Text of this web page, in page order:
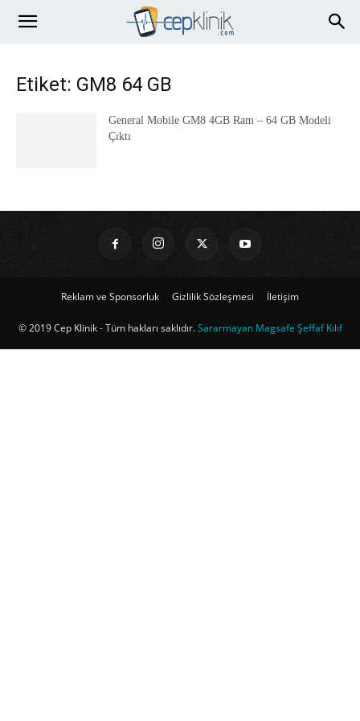
Etiket: GM8 64 GB
General Mobile GM8 4GB Ram – 64 GB Modeli
Çıktı
Reklam ve Sponsorluk Gizlilik Sözleşmesi İletişim
© 2019 Cep Klinik - Tüm hakları saklıdır.Sararmayan Magsafe Şeffaf Kılıf